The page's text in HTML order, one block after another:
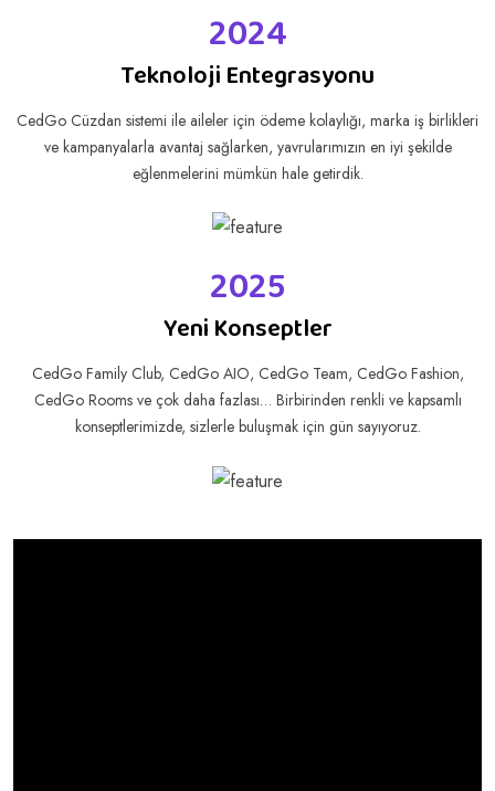
2024
Teknoloji Entegrasyonu
CedGo Cüzdan sistemi ile aileler için ödeme kolaylığı, marka iş birlikleri
ve kampanyalarla avantaj sağlarken, yavrularımızın en iyi şekilde
eğlenmelerini mümkün hale getirdik.
2025
Yeni Konseptler
CedGo Family Club, CedGo AIO, CedGo Team, CedGo Fashion,
CedGo Rooms ve çok daha fazlası… Birbirinden renkli ve kapsamlı
konseptlerimizde, sizlerle buluşmak için gün sayıyoruz.